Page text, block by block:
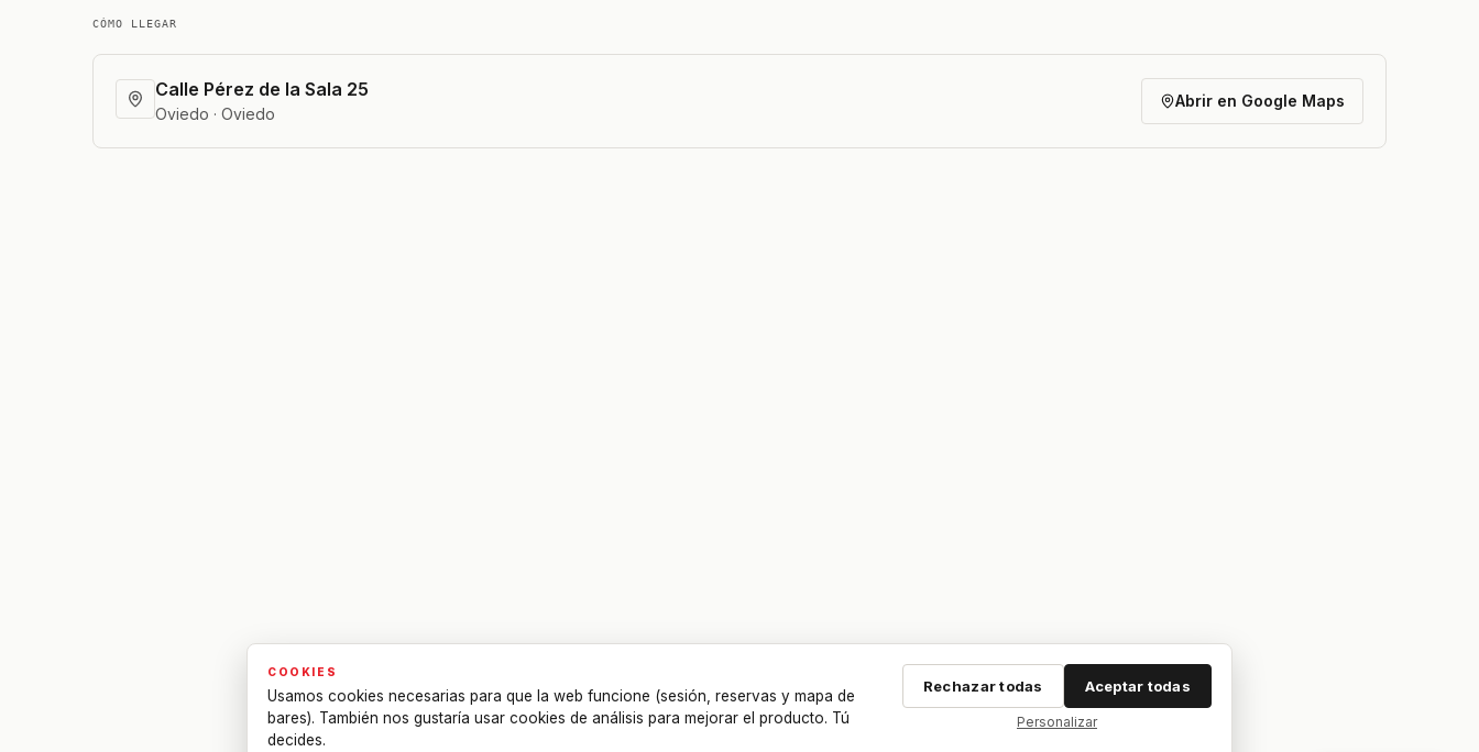
CÓMO LLEGAR
Calle Pérez de la Sala 25
Oviedo · Oviedo
Abrir en Google Maps
COOKIES
Usamos cookies necesarias para que la web funcione (sesión, reservas y mapa de
bares). También nos gustaría usar cookies de análisis para mejorar el producto. Tú
decides.
Rechazar todas Aceptar todas
Personalizar